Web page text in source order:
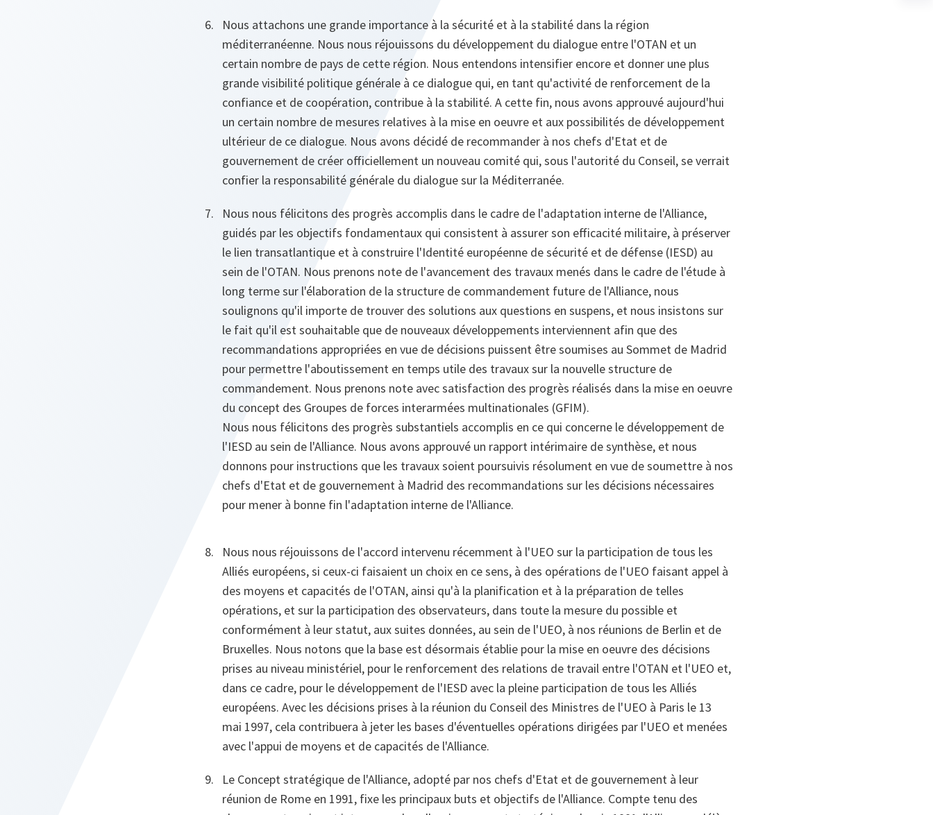
Nous attachons une grande importance à la sécurité et à la stabilité dans la région
méditerranéenne. Nous nous réjouissons du développement du dialogue entre l'OTAN et un
certain nombre de pays de cette région. Nous entendons intensifier encore et donner une plus
grande visibilité politique générale à ce dialogue qui, en tant qu'activité de renforcement de la
confiance et de coopération, contribue à la stabilité. A cette fin, nous avons approuvé aujourd'hui
un certain nombre de mesures relatives à la mise en oeuvre et aux possibilités de développement
ultérieur de ce dialogue. Nous avons décidé de recommander à nos chefs d'Etat et de
gouvernement de créer officiellement un nouveau comité qui, sous l'autorité du Conseil, se verrait
confier la responsabilité générale du dialogue sur la Méditerranée.
Nous nous félicitons des progrès accomplis dans le cadre de l'adaptation interne de l'Alliance,
guidés par les objectifs fondamentaux qui consistent à assurer son efficacité militaire, à préserver
le lien transatlantique et à construire l'Identité européenne de sécurité et de défense (IESD) au
sein de l'OTAN. Nous prenons note de l'avancement des travaux menés dans le cadre de l'étude à
long terme sur l'élaboration de la structure de commandement future de l'Alliance, nous
soulignons qu'il importe de trouver des solutions aux questions en suspens, et nous insistons sur
le fait qu'il est souhaitable que de nouveaux développements interviennent afin que des
recommandations appropriées en vue de décisions puissent être soumises au Sommet de Madrid
pour permettre l'aboutissement en temps utile des travaux sur la nouvelle structure de
commandement. Nous prenons note avec satisfaction des progrès réalisés dans la mise en oeuvre
du concept des Groupes de forces interarmées multinationales (GFIM).
Nous nous félicitons des progrès substantiels accomplis en ce qui concerne le développement de
l'IESD au sein de l'Alliance. Nous avons approuvé un rapport intérimaire de synthèse, et nous
donnons pour instructions que les travaux soient poursuivis résolument en vue de soumettre à nos
chefs d'Etat et de gouvernement à Madrid des recommandations sur les décisions nécessaires
pour mener à bonne fin l'adaptation interne de l'Alliance.
Nous nous réjouissons de l'accord intervenu récemment à l'UEO sur la participation de tous les
Alliés européens, si ceux-ci faisaient un choix en ce sens, à des opérations de l'UEO faisant appel à
des moyens et capacités de l'OTAN, ainsi qu'à la planification et à la préparation de telles
opérations, et sur la participation des observateurs, dans toute la mesure du possible et
conformément à leur statut, aux suites données, au sein de l'UEO, à nos réunions de Berlin et de
Bruxelles. Nous notons que la base est désormais établie pour la mise en oeuvre des décisions
prises au niveau ministériel, pour le renforcement des relations de travail entre l'OTAN et l'UEO et,
dans ce cadre, pour le développement de l'IESD avec la pleine participation de tous les Alliés
européens. Avec les décisions prises à la réunion du Conseil des Ministres de l'UEO à Paris le 13
mai 1997, cela contribuera à jeter les bases d'éventuelles opérations dirigées par l'UEO et menées
avec l'appui de moyens et de capacités de l'Alliance.
Le Concept stratégique de l'Alliance, adopté par nos chefs d'Etat et de gouvernement à leur
réunion de Rome en 1991, fixe les principaux buts et objectifs de l'Alliance. Compte tenu des